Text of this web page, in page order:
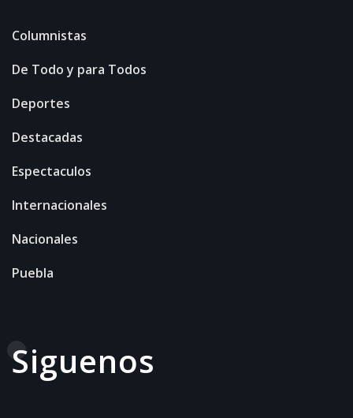
Columnistas
De Todo y para Todos
Deportes
Destacadas
Espectaculos
Internacionales
Nacionales
Puebla
Siguenos